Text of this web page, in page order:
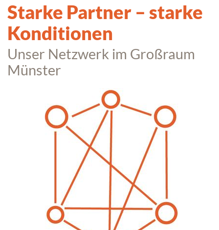
Starke Partner – starke
Konditionen
Unser Netzwerk im Großraum
Münster